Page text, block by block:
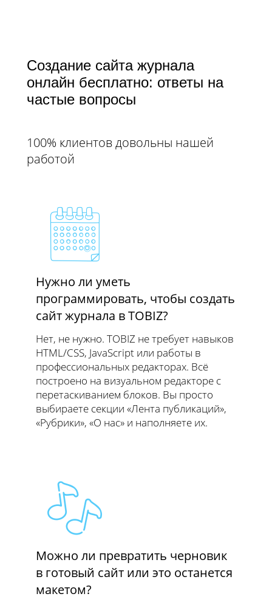
Создание сайта журнала
онлайн бесплатно: ответы на
частые вопросы​​​​​​​
100% клиентов довольны нашей
работой
Нужно ли уметь
программировать, чтобы создать
сайт журнала в TOBIZ?
Нет, не нужно. TOBIZ не требует навыков
HTML/CSS, JavaScript или работы в
профессиональных редакторах. Всё
построено на визуальном редакторе с
перетаскиванием блоков. Вы просто
выбираете секции «Лента публикаций»,
«Рубрики», «О нас» и наполняете их.
Можно ли превратить черновик
в готовый сайт или это останется
макетом?